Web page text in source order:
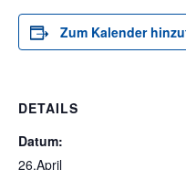
Zum Kalender
DETAILS
Datum:
26.April